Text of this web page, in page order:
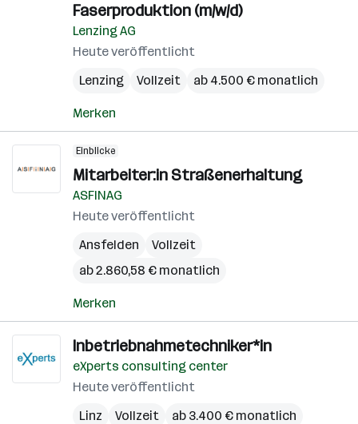
Faserproduktion (m/w/d)
Lenzing AG
Heute veröffentlicht
Lenzing
Vollzeit ab 4.500 € monatlich
Merken
Einblicke
Mitarbeiter:in Straßenerhaltung
ASFINAG
Heute veröffentlicht
Ansfelden
Vollzeit
ab 2.860,58 € monatlich
Merken
Inbetriebnahmetechniker*in
eXperts consulting center
Heute veröffentlicht
Linz
Vollzeit ab 3.400 € monatlich